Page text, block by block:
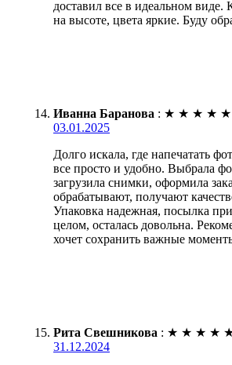
доставил все в идеальном виде.
на высоте, цвета яркие. Буду
Иванна Баранова : ★ ★ ★ ★ ★
03.01.2025
Долго искала, где напечатать
все просто и удобно. Выбрала
загрузила снимки, оформила
обрабатывают, получают
Упаковка надежная, посылка
целом, осталась довольна.
хочет сохранить важные
Рита Свешникова : ★ ★ ★ ★
31.12.2024